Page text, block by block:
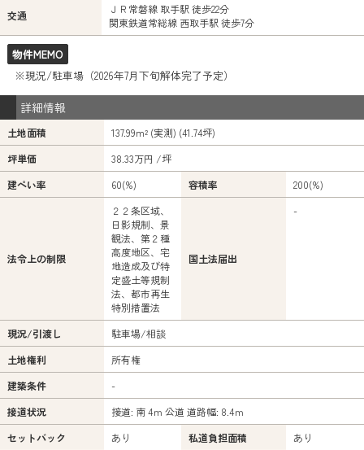
交通
ＪＲ常磐線 取手駅 徒歩22分
関東鉄道常総線 西取手駅 徒歩7分
物件MEMO
※現況/駐車場（2026年7月下旬解体完了予定）
詳細情報
土地面積
137.99m² (実測) (41.74坪)
坪単価
38.33万円 /坪
建ぺい率
60(%) 容積率 200(%)
法令上の制限
２２条区域、
日影規制、景
観法、第２種
高度地区、宅
地造成及び特
定盛土等規制
法、都市再生
特別措置法
国土法届出
-
現況/引渡し
駐車場/相談
土地権利
所有権
建築条件
-
接道状況
接道: 南 4ｍ 公道 道路幅: 8.4ｍ
セットバック
あり 私道負担面積
あり